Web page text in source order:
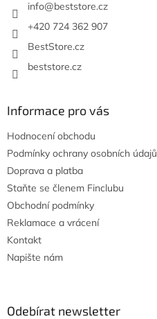
info@beststore.cz
+420 724 362 907
BestStore.cz
beststore.cz
Informace pro vás
Hodnocení obchodu
Podmínky ochrany osobních údajů
Doprava a platba
Staňte se členem Finclubu
Obchodní podmínky
Reklamace a vrácení
Kontakt
Napište nám
Odebírat newsletter